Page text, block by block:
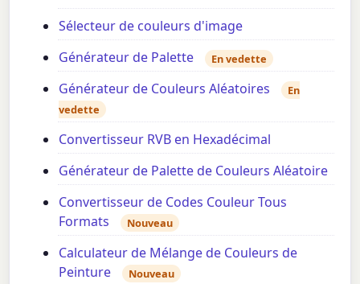
Sélecteur de couleurs d'image
Générateur de Palette
En vedette
Générateur de Couleurs Aléatoires
En
vedette
Convertisseur RVB en Hexadécimal
Générateur de Palette de Couleurs Aléatoire
Convertisseur de Codes Couleur Tous
Formats
Nouveau
Calculateur de Mélange de Couleurs de
Peinture
Nouveau